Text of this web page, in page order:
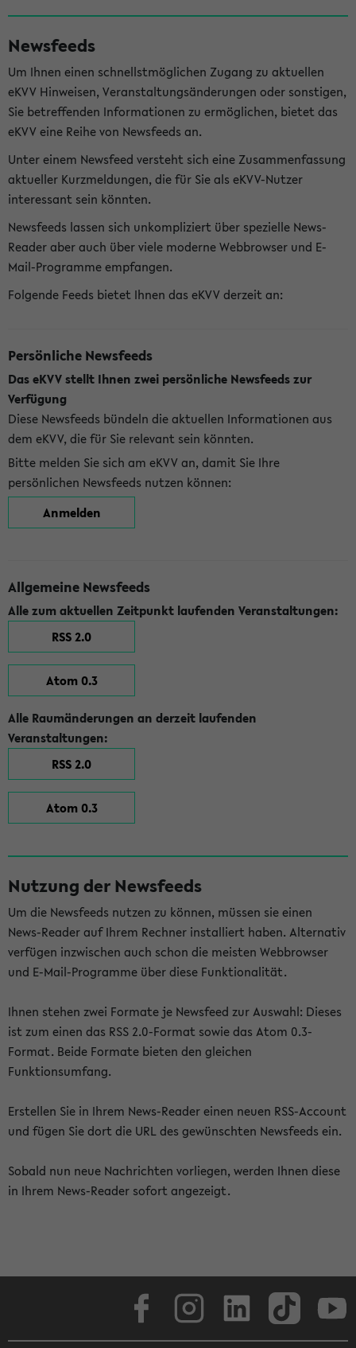
Newsfeeds
Um Ihnen einen schnellstmöglichen Zugang zu aktuellen
eKVV Hinweisen, Veranstaltungsänderungen oder sonstigen,
Sie betreffenden Informationen zu ermöglichen, bietet das
eKVV eine Reihe von Newsfeeds an.
Unter einem Newsfeed versteht sich eine Zusammenfassung
aktueller Kurzmeldungen, die für Sie als eKVV-Nutzer
interessant sein könnten.
Newsfeeds lassen sich unkompliziert über spezielle News-
Reader aber auch über viele moderne Webbrowser und E-
Mail-Programme empfangen.
Folgende Feeds bietet Ihnen das eKVV derzeit an:
Persönliche Newsfeeds
Das eKVV stellt Ihnen zwei persönliche Newsfeeds zur
Verfügung
Diese Newsfeeds bündeln die aktuellen Informationen aus
dem eKVV, die für Sie relevant sein könnten.
Bitte melden Sie sich am eKVV an, damit Sie Ihre
persönlichen Newsfeeds nutzen können:
Anmelden
Allgemeine Newsfeeds
Alle zum aktuellen Zeitpunkt laufenden Veranstaltungen:
RSS 2.0
Atom 0.3
Alle Raumänderungen an derzeit laufenden
Veranstaltungen:
RSS 2.0
Atom 0.3
Nutzung der Newsfeeds
Um die Newsfeeds nutzen zu können, müssen sie einen
News-Reader auf Ihrem Rechner installiert haben. Alternativ
verfügen inzwischen auch schon die meisten Webbrowser
und E-Mail-Programme über diese Funktionalität.
Ihnen stehen zwei Formate je Newsfeed zur Auswahl: Dieses
ist zum einen das RSS 2.0-Format sowie das Atom 0.3-
Format. Beide Formate bieten den gleichen
Funktionsumfang.
Erstellen Sie in Ihrem News-Reader einen neuen RSS-Account
und fügen Sie dort die URL des gewünschten Newsfeeds ein.
Sobald nun neue Nachrichten vorliegen, werden Ihnen diese
in Ihrem News-Reader sofort angezeigt.